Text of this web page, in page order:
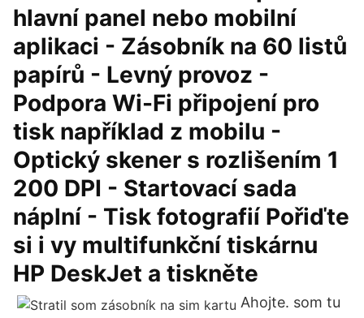
hlavní panel nebo mobilní
aplikaci - Zásobník na 60 listů
papírů - Levný provoz -
Podpora Wi-Fi připojení pro
tisk například z mobilu -
Optický skener s rozlišením 1
200 DPI - Startovací sada
náplní - Tisk fotografií Pořiďte
si i vy multifunkční tiskárnu
HP DeskJet a tiskněte
Ahojte. som tu